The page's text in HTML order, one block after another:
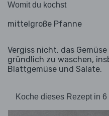
Womit du kochst
mittelgroße Pfanne
Vergiss nicht, das
gründlich zu waschen,
Blattgemüse und Salate.
Koche dieses Rezept in